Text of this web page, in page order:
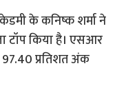
के कनिष्क शर्मा ने
टॉप किया है। एसआर
97.40 प्रतिशत अंक